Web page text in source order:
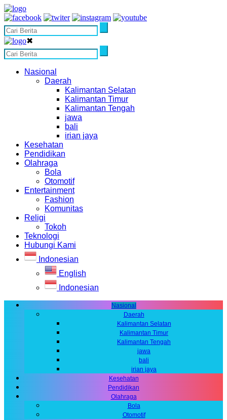
✖
Nasional
Daerah
Kalimantan Selatan
Kalimantan Timur
Kalimantan Tengah
jawa
bali
irian jaya
Kesehatan
Pendidikan
Olahraga
Bola
Otomotif
Entertainment
Fashion
Komunitas
Religi
Tokoh
Teknologi
Hubungi Kami
Indonesian
English
Indonesian
Nasional
Daerah
Kalimantan Selatan
Kalimantan Timur
Kalimantan Tengah
jawa
bali
irian jaya
Kesehatan
Pendidikan
Olahraga
Bola
Otomotif